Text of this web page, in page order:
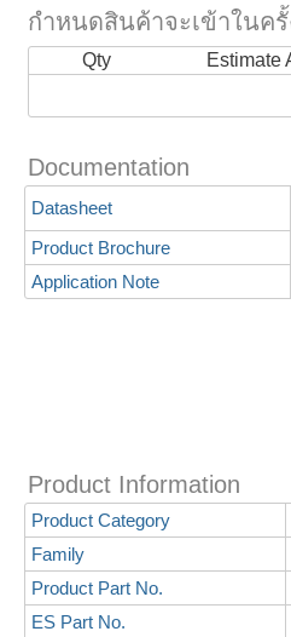
กำหนดสินค้าจะเข้าในครั้
Qty Estimate
Documentation
Datasheet
Product Brochure
Application Note
Product Information
Product Category
Family
Product Part No.
ES Part No.